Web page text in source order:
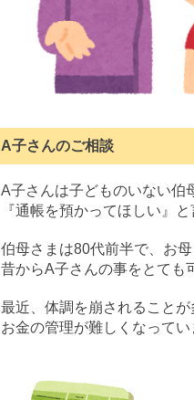
A子さんのご相談
A子さんは子どものいない伯
『通帳を預かってほしい』と
伯母さまは80代前半で、お母
昔からA子さんの事をとても
最近、体調を崩されることが
お金の管理が難しくなってい